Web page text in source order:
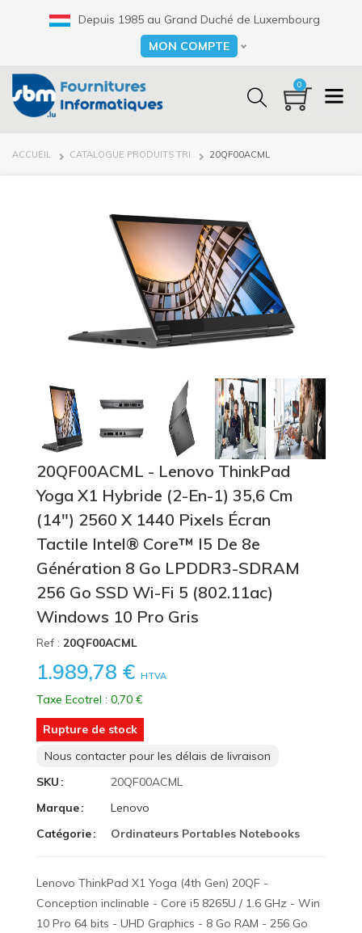
Depuis 1985 au Grand Duché de Luxembourg
Select your language
MON COMPTE
0
FIL
ACCUEIL CATALOGUE PRODUITS TRI 20QF00ACML
20QF00ACML - Lenovo ThinkPad
Yoga X1 Hybride (2-En-1) 35,6 Cm
(14") 2560 X 1440 Pixels Écran
Tactile Intel® Core™ I5 De 8e
Génération 8 Go LPDDR3-SDRAM
256 Go SSD Wi-Fi 5 (802.11ac)
Windows 10 Pro Gris
Ref : 20QF00ACML
1.989,78 € HTVA
Taxe Ecotrel : 0,70 €
Rupture de stock
Nous contacter pour les délais de livraison
SKU
20QF00ACML
Marque
Lenovo
Catégorie
Ordinateurs Portables Notebooks
Lenovo ThinkPad X1 Yoga (4th Gen) 20QF -
Conception inclinable - Core i5 8265U / 1.6 GHz - Win
10 Pro 64 bits - UHD Graphics - 8 Go RAM - 256 Go